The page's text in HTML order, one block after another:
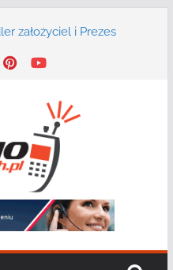
założyciel i Prezes
polski producent
oferuje agencjom
usługę
chmurze
MOTOTRBO R7 od